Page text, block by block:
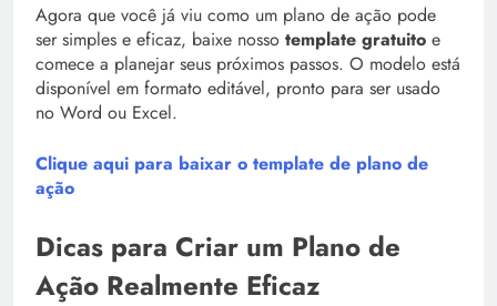
Agora que você já viu como um plano de ação pode
ser simples e eficaz, baixe nosso template gratuito e
comece a planejar seus próximos passos. O modelo está
disponível em formato editável, pronto para ser usado
no Word ou Excel.
Clique aqui para baixar o template de plano de
ação
Dicas para Criar um Plano de
Ação Realmente Eficaz